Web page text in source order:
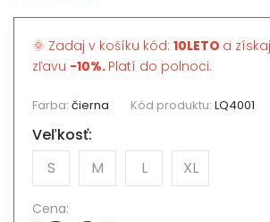
🌞 Zadaj v košíku kód: 10LETO a
zľavu -10%. Platí do polnoci.
Farba: čierna Kód produktu: LQ4001
Veľkosť:
S
M L XL
Cena: